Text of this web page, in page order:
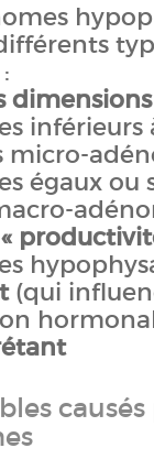
dimensions
inférieurs
micro-
égaux ou
(qui
causés